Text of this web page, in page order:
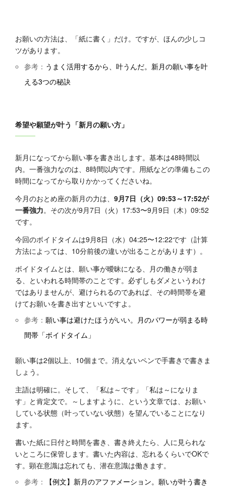
お願いの方法は、「紙に書く」だけ。ですが、ほんの少しコ
ツがあります。
参考： うまく活用するから、叶うんだ。新月の願い事を叶
える3つの秘訣
希望や願望が叶う「新月の願い方」
新月になってから願い事を書き出します。基本は48時間以
内。一番強力なのは、8時間以内です。用紙などの準備もこの
時間になってから取りかかってくださいね。
今月のおとめ座の新月の力は、 9月7日（火）09:53～17:52が
一番強力。その次が9月7日（火）17:53〜9月9日（木）09:52
です。
今回のボイドタイムは9月8日（水）04:25〜12:22です（計算
方法によっては、10分前後の違いが出ることがあります）。
ボイドタイムとは、願い事が曖昧になる、月の働きが弱ま
る、といわれる時間帯のことです。必ずしもダメというわけ
ではありませんが、避けられるのであれば、その時間帯を避
けてお願いを書き出すといいですよ。
参考：願い事は避けたほうがいい。月のパワーが弱まる時
間帯「ボイドタイム」
願い事は2個以上、10個まで。消えないペンで手書きで書きま
しょう。
主語は明確に。そして、「私は～です」「私は～になりま
す」と肯定文で。～しますように、という文章では、お願い
している状態（叶っていない状態）を望んでいることになり
ます。
書いた紙に日付と時間を書き、書き終えたら、人に見られな
いところに保管します。書いた内容は、忘れるくらいでOKで
す。顕在意識は忘れても、潜在意識は働きます。
参考：
【例文】新月のアファメーション。願いが叶う書き